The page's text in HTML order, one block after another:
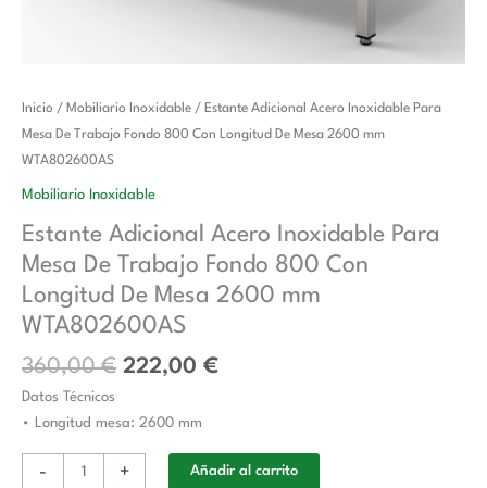
Inicio / Mobiliario Inoxidable / Estante Adicional Acero Inoxidable Para
Mesa De Trabajo Fondo 800 Con Longitud De Mesa 2600 mm
WTA802600AS
Mobiliario Inoxidable
Estante Adicional Acero Inoxidable Para
Mesa De Trabajo Fondo 800 Con
Longitud De Mesa 2600 mm
WTA802600AS
360,00€
El
precio
era:
222,00 €
El
precio
Datos Técnicos
• Longitud mesa: 2600 mm
-
Estante
Adicional
Acero
Inoxidable
Mesa
De
Trabajo
Fondo
Con
Longitud
De
2600
+ Añadir al carrito